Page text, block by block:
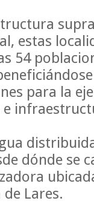
estas
54
para la
e
dónde se
Lares.